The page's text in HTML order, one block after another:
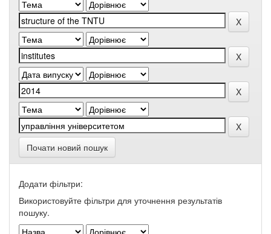
Почати новий пошук
Додати фільтри:
Використовуйте фільтри для уточнення результатів
пошуку.